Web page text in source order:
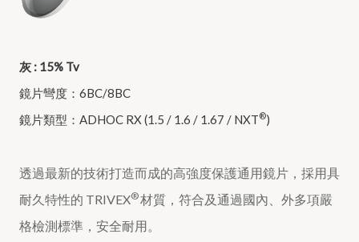
灰 : 15% Tv
鏡片彎度：6BC/8BC
鏡片類型： ADHOC RX (1.5 / 1.6 / 1.67 / NXT®)
透過最新的技術打造而成的高強度保護通用鏡片，採用具
耐久特性的 TRIVEX®材質，符合及通過國內、外多項嚴
格檢測標準，安全耐用。